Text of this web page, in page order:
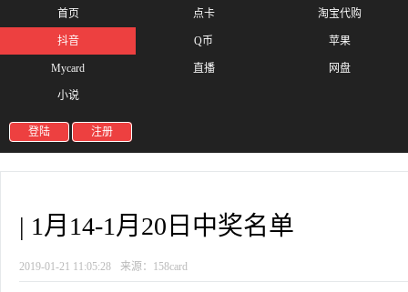
首页 点卡 淘宝代购
抖音 Q币 苹果
Mycard 直播 网盘
小说
登陆 注册
| 1月14-1月20日中奖名单
2019-01-21 11:05:28 来源：158card